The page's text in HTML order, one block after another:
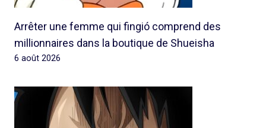
Arrêter une femme qui fingió comprend des
millionnaires dans la boutique de Shueisha
6 août 2026